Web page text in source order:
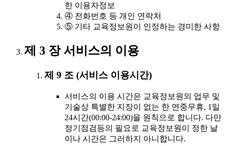
한 이용자정보
④ 전화번호 등 개인 연락처
⑤ 기타 교육정보원이 인정하는 경미한 사항
제 3 장 서비스의 이용
제 9 조 (서비스 이용시간)
서비스의 이용 시간은 교육정보원의 업무 및
기술상 특별한 지장이 없는 한 연중무휴, 1일
24시간(00:00-24:00)을 원칙으로 합니다. 다만
정기점검등의 필요로 교육정보원이 정한 날
이나 시간은 그러하지 아니합니다.